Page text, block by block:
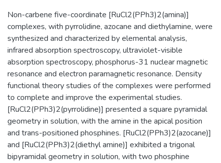
Non-carbene five-coordinate [RuCl2(PPh3)2(amina)]
complexes, with pyrrolidine, azocane and diethylamine, were
synthesized and characterized by elemental analysis,
infrared absorption spectroscopy, ultraviolet-visible
absorption spectroscopy, phosphorus-31 nuclear magnetic
resonance and electron paramagnetic resonance. Density
functional theory studies of the complexes were performed
to complete and improve the experimental studies.
[RuCl2(PPh3)2(pyrrolidine)] presented a square pyramidal
geometry in solution, with the amine in the apical position
and trans-positioned phosphines. [RuCl2(PPh3)2(azocane)]
and [RuCl2(PPh3)2(diethyl amine)] exhibited a trigonal
bipyramidal geometry in solution, with two phosphine